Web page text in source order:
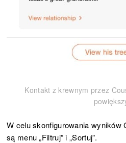
Kontakt z krewnym przez
W celu skonfigurowania
są menu „Filtruj” i „Sortuj”.